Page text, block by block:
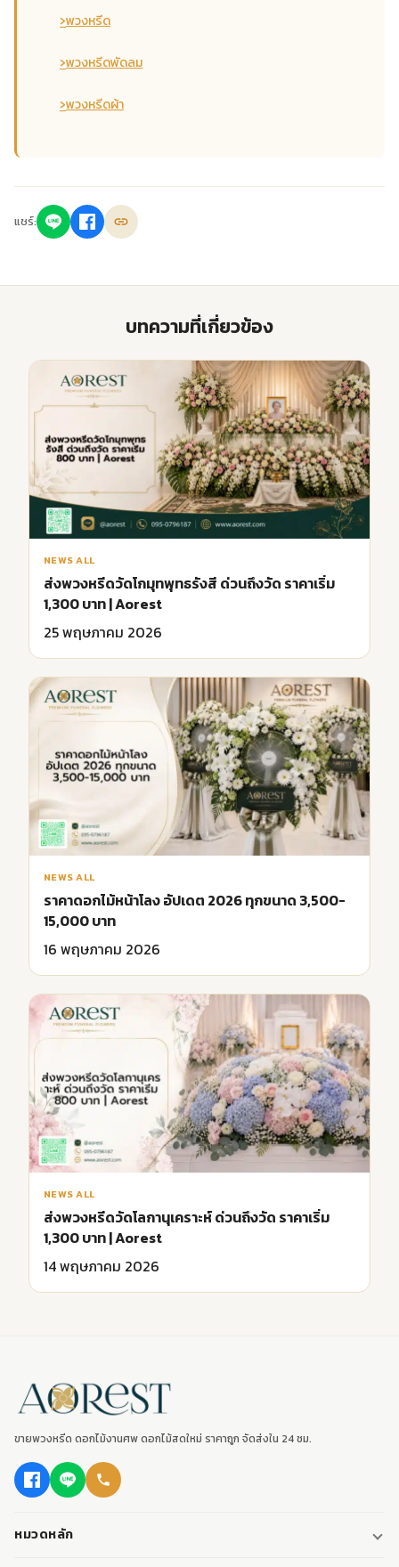
›พวงหรีด
›พวงหรีดพัดลม
›พวงหรีดผ้า
แชร์:
บทความที่เกี่ยวข้อง
NEWS ALL
ส่งพวงหรีดวัดโกมุทพุทธรังสี ด่วนถึงวัด ราคาเริ่ม
1,300 บาท | Aorest
25 พฤษภาคม 2026
NEWS ALL
ราคาดอกไม้หน้าโลง อัปเดต 2026 ทุกขนาด 3,500-
15,000 บาท
16 พฤษภาคม 2026
NEWS ALL
ส่งพวงหรีดวัดโลกานุเคราะห์ ด่วนถึงวัด ราคาเริ่ม
1,300 บาท | Aorest
14 พฤษภาคม 2026
ขายพวงหรีด ดอกไม้งานศพ ดอกไม้สดใหม่ ราคาถูก จัดส่งใน 24 ชม.
หมวดหลัก